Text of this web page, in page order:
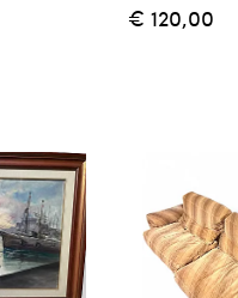
€ 120,00